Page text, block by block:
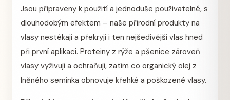
Jsou připraveny k použití a jednoduše použivatelné, s
dlouhodobým efektem – naše přírodní produkty na
vlasy nestékají a překryjí i ten nejšedivější vlas hned
při první aplikaci. Proteiny z rýže a pšenice zároveň
vlasy vyživují a ochraňují, zatím co organický olej z
lněného semínka obnovuje křehké a poškozené vlasy.